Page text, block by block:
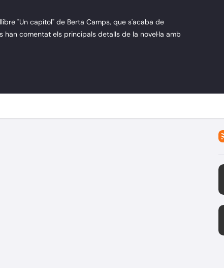
"Un capítol" de Berta Camps, que s'acaba de
han comentat els principals detalls de la novel·la amb